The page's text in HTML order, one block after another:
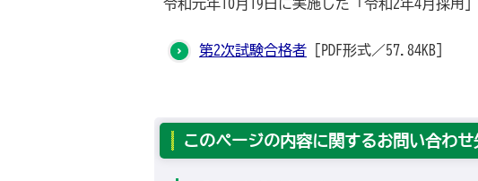
令和元年10月19日に実施した「令和2年4月採用
第2次試験合格者 [PDF形式／57.84KB]
このページの内容に関するお問い合わせ